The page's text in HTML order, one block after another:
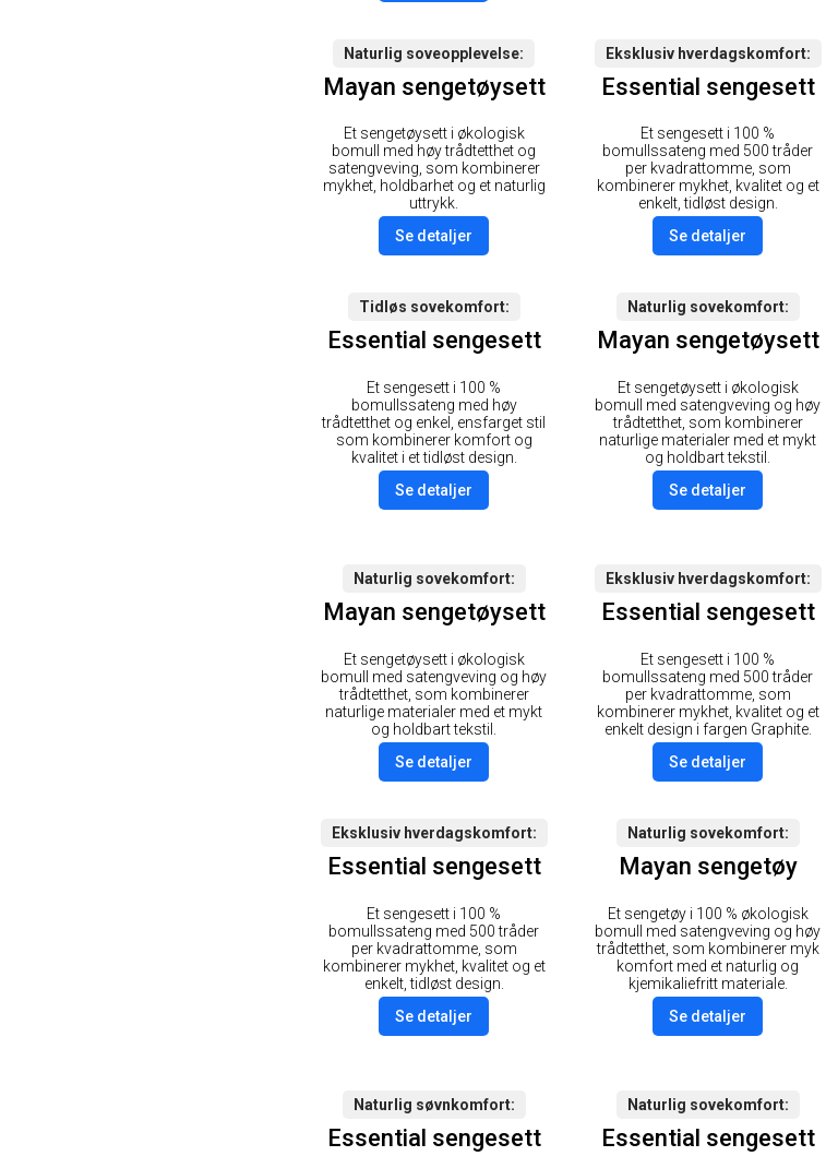
Naturlig soveopplevelse
Mayan sengetøysett
Et sengetøysett i økologisk
bomull med høy trådtetthet og
satengveving, som kombinerer
mykhet, holdbarhet og et naturlig
uttrykk.
Se detaljer
Eksklusiv hverdagskomfort
Essential sengesett
Et sengesett i 100 %
bomullssateng med 500 tråder
per kvadrattomme, som
kombinerer mykhet, kvalitet og et
enkelt, tidløst design.
Se detaljer
Tidløs sovekomfort
Essential sengesett
Et sengesett i 100 %
bomullssateng med høy
trådtetthet og enkel, ensfarget stil
som kombinerer komfort og
kvalitet i et tidløst design.
Se detaljer
Naturlig sovekomfort
Mayan sengetøysett
Et sengetøysett i økologisk
bomull med satengveving og høy
trådtetthet, som kombinerer
naturlige materialer med et mykt
og holdbart tekstil.
Se detaljer
Naturlig sovekomfort
Mayan sengetøysett
Et sengetøysett i økologisk
bomull med satengveving og høy
trådtetthet, som kombinerer
naturlige materialer med et mykt
og holdbart tekstil.
Se detaljer
Eksklusiv hverdagskomfort
Essential sengesett
Et sengesett i 100 %
bomullssateng med 500 tråder
per kvadrattomme, som
kombinerer mykhet, kvalitet og et
enkelt design i fargen Graphite.
Se detaljer
Eksklusiv hverdagskomfort
Essential sengesett
Et sengesett i 100 %
bomullssateng med 500 tråder
per kvadrattomme, som
kombinerer mykhet, kvalitet og et
enkelt, tidløst design.
Se detaljer
Naturlig sovekomfort
Mayan sengetøy
Et sengetøy i 100 % økologisk
bomull med satengveving og høy
trådtetthet, som kombinerer myk
komfort med et naturlig og
kjemikaliefritt materiale.
Se detaljer
Naturlig søvnkomfort
Essential sengesett
Naturlig sovekomfort
Essential sengesett